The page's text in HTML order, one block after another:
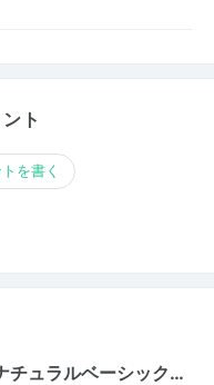
ト
を書く
チュラルベーシック…